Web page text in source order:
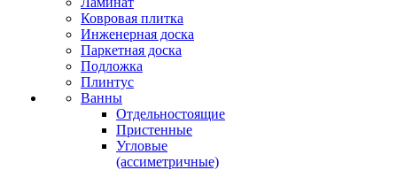
Ковровая плитка
Инженерная доска
Паркетная доска
Подложка
Плинтус
Ванны
Отдельностоящие
Пристенные
Угловые
(ассиметричные)